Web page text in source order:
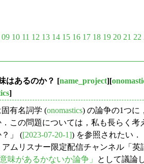
09 10 11 12 13 14 15 16 17 18 19 20 21 22
はあるのか？ [name_project][
]
有名詞学 (onomastics) の論争の1つに
この問題については，私も長らく考
」 ([2023-07-20-1]) を参照されたい
アムリスナー限定配信チャンネル「英
味があるかないか論争」
として議論